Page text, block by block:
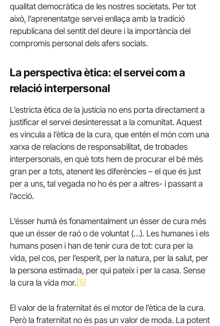
qualitat democràtica de les nostres societats. Per tot
això, l’aprenentatge servei enllaça amb la tradició
republicana del sentit del deure i la importància del
compromís personal dels afers socials.
La perspectiva ètica: el servei com a
relació interpersonal
L’estricta ètica de la justícia no ens porta directament a
justificar el servei desinteressat a la comunitat. Aquest
es vincula a l’ètica de la cura, que entén el món com una
xarxa de relacions de responsabilitat, de trobades
interpersonals, en què tots hem de procurar el bé més
gran per a tots, atenent les diferències – el que és just
per a uns, tal vegada no ho és per a altres- i passant a
l’acció.
L’ésser humà és fonamentalment un ésser de cura més
que un ésser de raó o de voluntat (…). Les humanes i els
humans posen i han de tenir cura de tot: cura per la
vida, pel cos, per l’esperit, per la natura, per la salut, per
la persona estimada, per qui pateix i per la casa. Sense
la cura la vida mor. [5]
El valor de la fraternitat és el motor de l’ètica de la cura.
Però la fraternitat no és pas un valor de moda. La potent